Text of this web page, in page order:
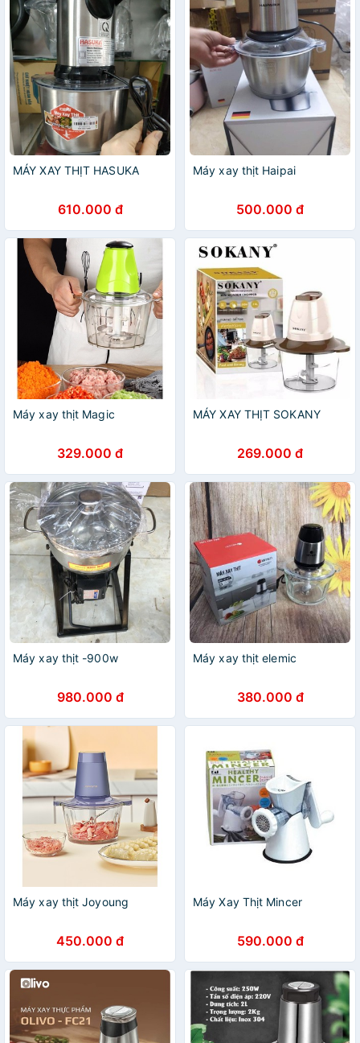
MÁY XAY THỊT HASUKA
610.000 đ
Máy xay thịt Haipai
500.000 đ
Máy xay thịt Magic
329.000 đ
MÁY XAY THỊT SOKANY
269.000 đ
Máy xay thịt -900w
980.000 đ
Máy xay thịt elemic
380.000 đ
Máy xay thịt Joyoung
450.000 đ
Máy Xay Thịt Mincer
590.000 đ